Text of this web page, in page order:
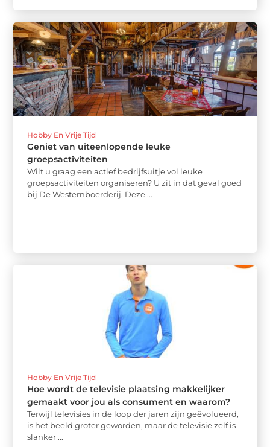
Hobby En Vrije Tijd
Geniet van uiteenlopende leuke
groepsactiviteiten
Wilt u graag een actief bedrijfsuitje vol leuke
groepsactiviteiten organiseren? U zit in dat geval goed
bij De Westernboerderij. Deze ...
Hobby En Vrije Tijd
Hoe wordt de televisie plaatsing makkelijker
gemaakt voor jou als consument en waarom?
Terwijl televisies in de loop der jaren zijn geëvolueerd,
is het beeld groter geworden, maar de televisie zelf is
slanker ...